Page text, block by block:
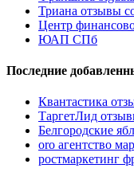
Триана отзывы
Центр
ЮАП СПб
Последние
Квантастика
ТаргетЛид
Белгородские
oro агентство
ростмаркетинг